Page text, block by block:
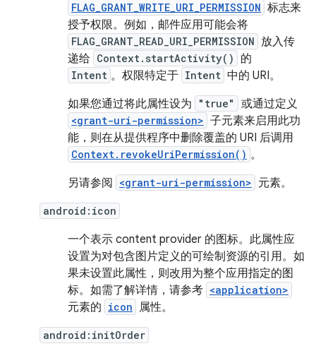
FLAG_GRANT_WRITE_URI_PERMISSION 标志来
授予权限。例如，邮件应用可能会将
FLAG_GRANT_READ_URI_PERMISSION 放入传
递给 Context.startActivity() 的
Intent 。权限特定于 Intent 中的 URI。
如果您通过将此属性设为
"true" 或通过定义
<grant-uri-permission> 子元素来启用此功
能，则在从提供程序中删除覆盖的 URI 后调用
Context.revokeUriPermission() 。
另请参阅
<grant-uri-permission> 元素。
android:icon
一个表示 content provider 的图标。此属性应
设置为对包含图片定义的可绘制资源的引用。如
果未设置此属性，则改用为整个应用指定的图
标。如需了解详情，请参考 <application>
元素的 icon 属性。
android:initOrder